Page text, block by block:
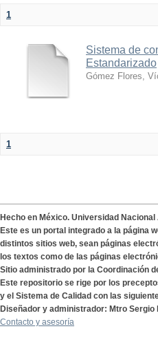
1
Sistema de
Estandarizado
Gómez Flores,
1
Hecho en México. Universidad
Este es un portal integrado a la página
distintos sitios web, sean páginas
los textos como de las páginas
Sitio administrado por la Coordinación
Este repositorio se rige por los
y el Sistema de Calidad con las
Diseñador y administrador: Mtro Sergio
Contacto y asesoría